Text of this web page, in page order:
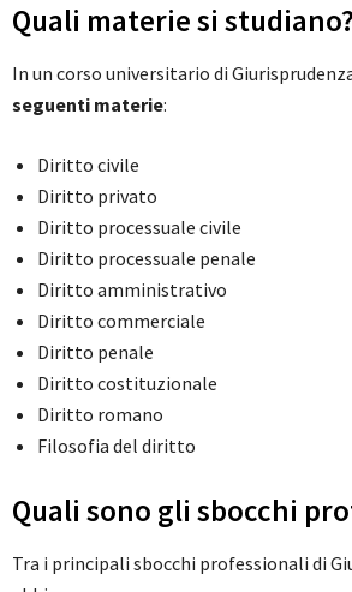
Quali materie si studiano?
In un corso universitario di
seguenti materie:
Diritto civile
Diritto privato
Diritto processuale civile
Diritto processuale penale
Diritto amministrativo
Diritto commerciale
Diritto penale
Diritto costituzionale
Diritto romano
Filosofia del diritto
Quali sono gli sbocchi
Tra i principali sbocchi professionali di